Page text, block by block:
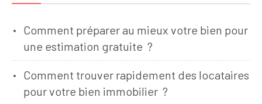
Comment préparer au mieux votre bien pour
une estimation gratuite ?
Comment trouver rapidement des locataires
pour votre bien immobilier ?